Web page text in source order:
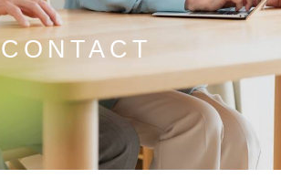
CONTACT